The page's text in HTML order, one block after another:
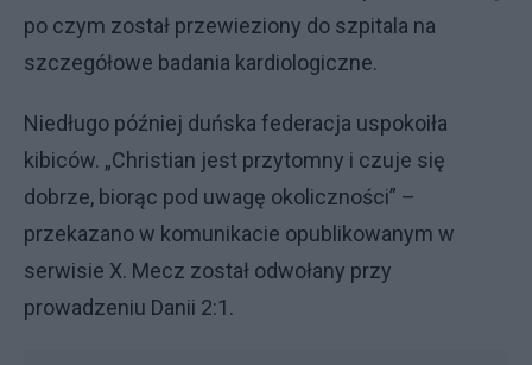
po czym został przewieziony do szpitala na
szczegółowe badania kardiologiczne.
Niedługo później duńska federacja uspokoiła
kibiców. „Christian jest przytomny i czuje się
dobrze, biorąc pod uwagę okoliczności” –
przekazano w komunikacie opublikowanym w
serwisie X. Mecz został odwołany przy
prowadzeniu Danii 2:1.